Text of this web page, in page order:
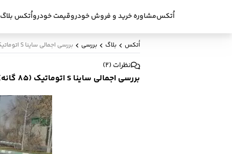
اُتکسمشاوره خرید و فروش خودروقیمت خودرواُتکس بلاگ
اُتکس بلاگ بررسی بررسی اجمالی ساینا S اتوماتیک (85 گانه) و نظرات مردمی
نظرات (
2
)
بررسی اجمالی ساینا S اتوماتیک (85 گانه) و نظرات مردمی